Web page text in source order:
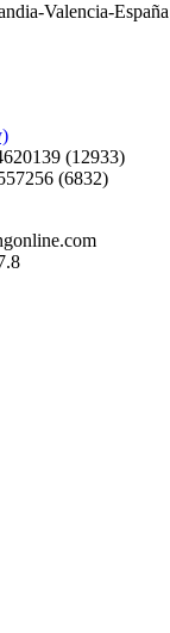
Valencia-España
(12933)
(6832)